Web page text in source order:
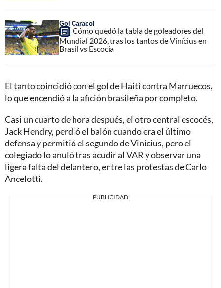
Gol Caracol
Cómo quedó la tabla de goleadores del
Mundial 2026, tras los tantos de Vinícius en
Brasil vs Escocia
El tanto coincidió con el gol de Haití contra Marruecos,
lo que encendió a la afición brasileña por completo.
Casi un cuarto de hora después, el otro central escocés,
Jack Hendry, perdió el balón cuando era el último
defensa y permitió el segundo de Vinicius, pero el
colegiado lo anuló tras acudir al VAR y observar una
ligera falta del delantero, entre las protestas de Carlo
Ancelotti.
PUBLICIDAD